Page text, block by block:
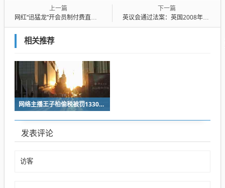
上一篇
网红“迅猛龙”开会员制付费直播引争议，本人：平台规定每月一次会员直播，因操作失误被设置为“可试看”
下一篇
英议会通过法案：英国2008年后出生者终身不得购买香烟
相关推荐
网络主播王子柏偷税被罚1330万 隐匿收入无所遁形
发表评论